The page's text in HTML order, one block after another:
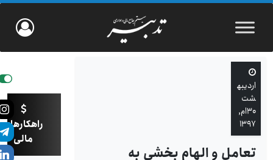
اردیبه
شت
۳۰ام,
۱۳۹۷
تعامل و الهام بخشی به
راهکارهای
مالی